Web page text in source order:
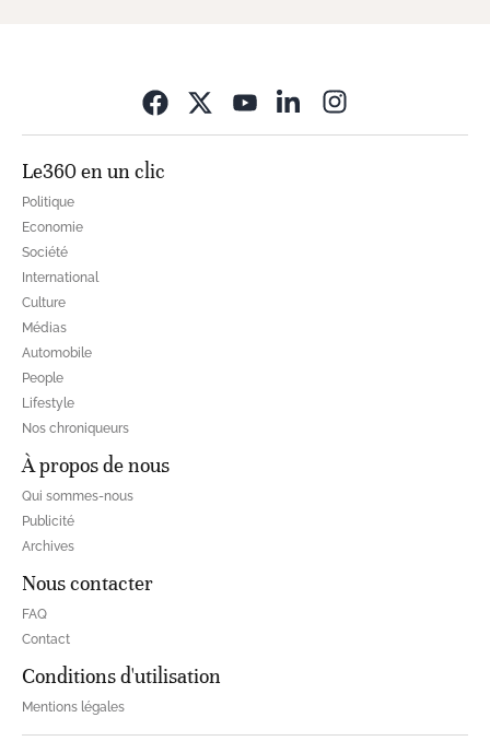
Le360 en un clic
Politique
Economie
Société
International
Culture
Médias
Automobile
People
Lifestyle
Nos chroniqueurs
À propos de nous
Qui sommes-nous
Publicité
Archives
Nous contacter
FAQ
Contact
Conditions d'utilisation
Mentions légales